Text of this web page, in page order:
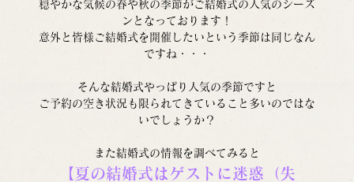
穏やかな気候の春や秋の季節がご結婚式の人気のシーズ
ンとなっております！
意外と皆様ご結婚式を開催したいという季節は同じなん
ですね・・・
そんな結婚式やっぱり人気の季節ですと
ご予約の空き状況も限られてきていること多いのではな
いでしょうか？
また結婚式の情報を調べてみると
【夏の結婚式はゲストに迷惑（失